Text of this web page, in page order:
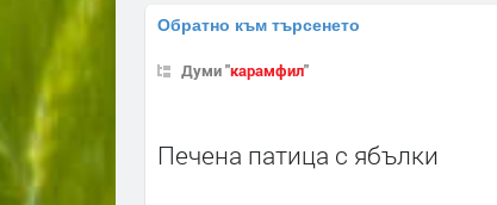
Обратно към търсенето
Думи "карамфил"
Печена патица с ябълки